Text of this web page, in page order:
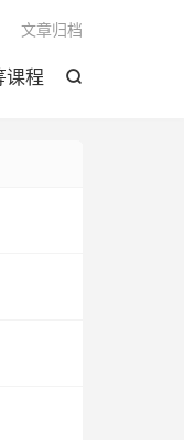

课程
文章归档